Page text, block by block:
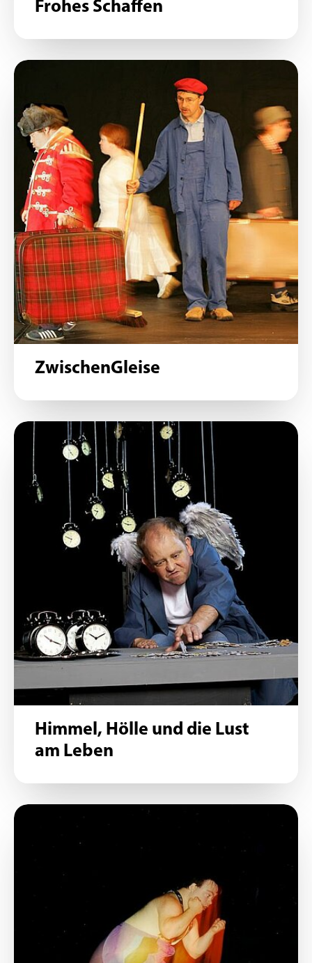
Frohes Schaffen
ZwischenGleise
Himmel, Hölle und die Lust
am Leben